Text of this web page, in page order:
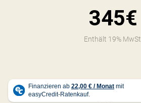
345€
Enthält 19% MwSt.